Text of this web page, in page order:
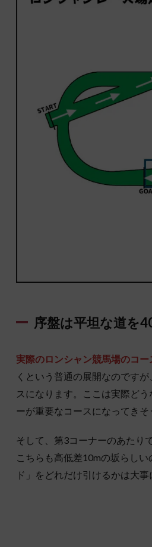
序盤は平坦な道を
実際のロンシャン競馬場のコ
くという普通の展開なのですが
スになります。ここは実際ど
ーが重要なコースになってきそ
そして、第3コーナーのあたり
こちらも高低差10mの坂らし
ド」をどれだけ引けるかは大事